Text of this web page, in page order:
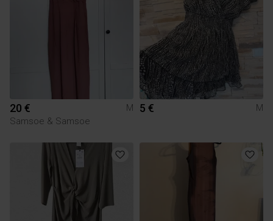
20 €
M
Samsoe & Samsoe
5 € M